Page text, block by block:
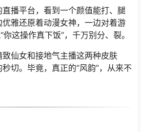
播平台，看到一个颜值能打、腿
雅还原着动漫女神，一边对着游
这操作真下饭”，千万别分、裂。
仙女和接地气主播这两种皮肤
切。毕竟，真正的“风韵”，从来不